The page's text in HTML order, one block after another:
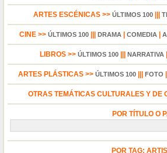
ARTES ESCÉNICAS >> ÚLTIMOS 100|||
CINE >> ÚLTIMOS 100 DRAMA COMEDIA
LIBROS >> ÚLTIMOS 100 NARRATIVA
ARTES PLÁSTICAS >> ÚLTIMOS 100 FOTO
OTRAS TEMÁTICAS CULTURALES Y DE
POR TÍTULO O
POR TAG: